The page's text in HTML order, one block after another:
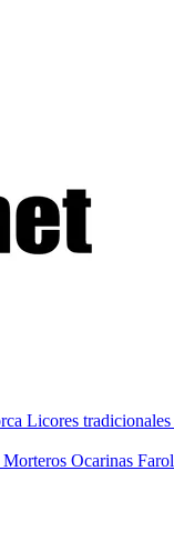
Licores tradicionales
Morteros Ocarinas